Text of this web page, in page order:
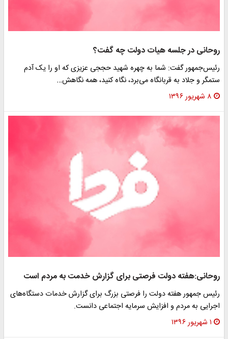
روحانی در جلسه هیات دولت چه گفت؟
رئیس‌جمهور گفت: شما به چهره شهید حججی عزیزی که او را یک آدم
ستمگر و جلاد به قربانگاه می‌برد، نگاه کنید، همه نگاهش…
۸ شهریور ۱۳۹۶
روحانی:هفته دولت فرصتی برای گزارش خدمت به مردم است
رئیس‌ جمهور هفته دولت را فرصتی بزرگ برای گزارش خدمات دستگاه‌های
اجرایی به مردم و افزایش سرمایه‌ اجتماعی دانست.
۱ شهریور ۱۳۹۶